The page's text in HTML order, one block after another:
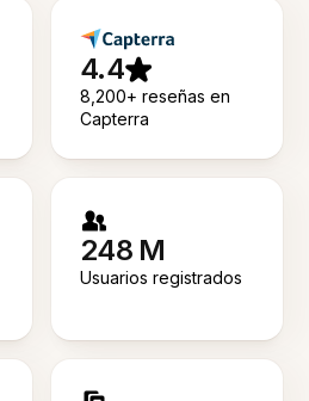
4.4
8,200+ reseñas en
Capterra
248 M
Usuarios registrados